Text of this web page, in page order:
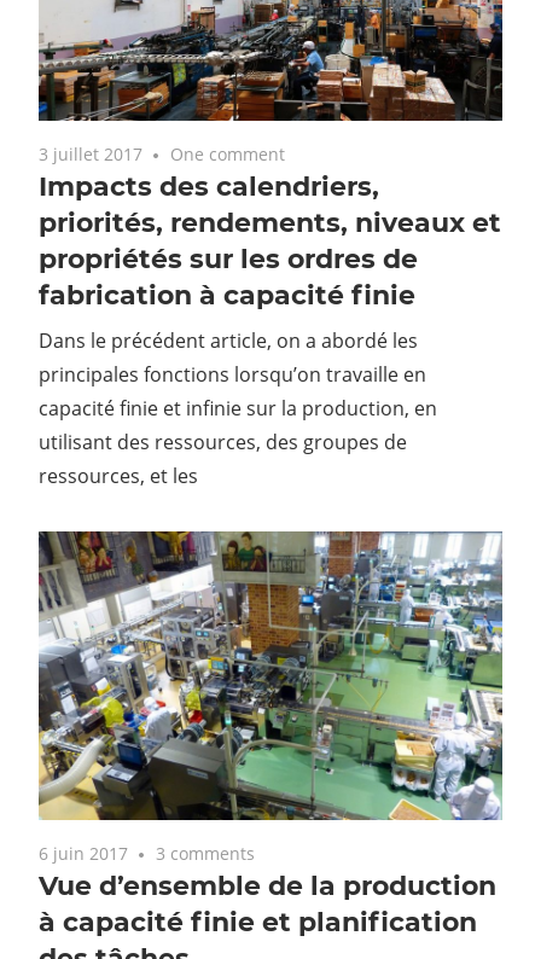
3 juillet 2017 One comment
Impacts des calendriers,
priorités, rendements, niveaux et
propriétés sur les ordres de
fabrication à capacité finie
Dans le précédent article, on a abordé les
principales fonctions lorsqu’on travaille en
capacité finie et infinie sur la production, en
utilisant des ressources, des groupes de
ressources, et les
6 juin 2017 3 comments
Vue d’ensemble de la production
à capacité finie et planification